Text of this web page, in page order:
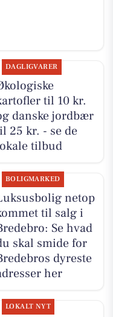
DAGLIGVARER
til 10 kr.
danske jordbær
25 kr. - se de
tilbud
BOLIGMARKED
netop
til salg i
Se hvad
skal smide for
dyreste
her
LOKALT NYT